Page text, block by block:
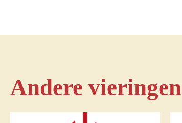
Andere vieringen